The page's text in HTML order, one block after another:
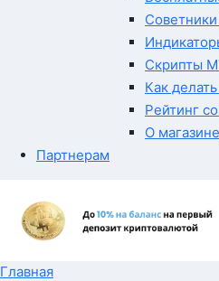
Скрипты
Как
Рейтинг
О магазине
Партнерам
Главная